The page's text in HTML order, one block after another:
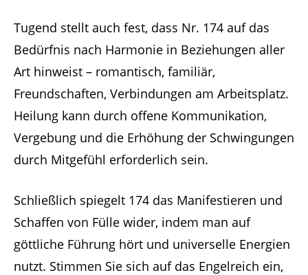
Tugend stellt auch fest, dass Nr. 174 auf das
Bedürfnis nach Harmonie in Beziehungen aller
Art hinweist – romantisch, familiär,
Freundschaften, Verbindungen am Arbeitsplatz.
Heilung kann durch offene Kommunikation,
Vergebung und die Erhöhung der Schwingungen
durch Mitgefühl erforderlich sein.
Schließlich spiegelt 174 das Manifestieren und
Schaffen von Fülle wider, indem man auf
göttliche Führung hört und universelle Energien
nutzt. Stimmen Sie sich auf das Engelreich ein,